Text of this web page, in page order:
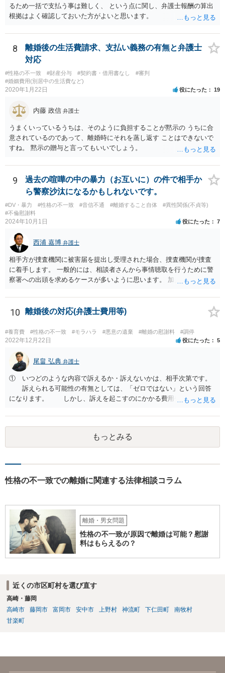
るため一括で支払う事は難しく、 という点に関し、弁護士報酬の算出
根拠はよく確認しておいた方がよいと思います。
8
離婚後の生活費請求、支払い義務の有無と弁護士
対応
#性格の不一致 #財産分与 #契約書・借用書なし
#審判
#婚姻費用(別居中の生活費など)
2020年1月22日 役にたった 19
内藤 政信 弁護士
うまくいっているうちは、そのように負担することが黙示の うちに合
意されているのであって、離婚時にそれを蒸し返す ことはできないで
すね。 黙示の贈与と言ってもいいでしょう。
9
過去の喧嘩の中の暴力（お互いに）の件で相手か
ら警察沙汰になるかもしれないです。
#DV・暴力 #性格の不一致 #音信不通 #離婚すること自体
#異性関係(不貞等)
#不倫慰謝料
2024年10月1日 役にたった 7
西浦 嘉博 弁護士
相手方が捜査機関に被害届を提出し受理された場合、捜査機関が捜査
に着手します。 一般的には、相談者さんから事情聴取を行うために警
察署への出頭を求めるケースが多いように思います。 加えて、相手方
具合などを実況見分調書で保存したりなど証拠を収集し、立件する方
針を決めた場合は検察庁に事件を送致する流れとなることが見込まれ
10 離婚後の対応(弁護士費用等)
#養育費 #性格の不一致 #モラハラ #悪意の遺棄 #離婚の慰謝料 #調停
2022年12月22日 役にたった 5
尾畠 弘典 弁護士
① いつどのような内容で訴えるか・訴えないかは、相手次第です。
訴えられる可能性の有無としては、「ゼロではない」という回答
になります。 しかし、訴えを起こすのにかかる費用や手間を考え
能力がない状況で作成した場合などは、無効になったり取り消された
りする可能性があります。しかし、法的には無効や取消しを主張する
ハードルはとても高いです。お聞きする限り、今回のケースでは無効
や取消しとなるような事情はないと思われます。 ③ 公正証書を作成
ります）と、合意内容について双方の了承が必要です。 現状では相
費増額を求める調停を提起するのがお勧めです。 調停で話し合いが
まとまらなければ、審判といって、それぞれの収入をもとに裁判所が
適切な金額を判断しますので、一応の決着はつきます。 調停や審判
で決定された養育費を支払わない場合は、強制執行（例えば給与の差
押えが考えられます。）することが可能です。 作成済みの協議書
が、公正証書ではないのであれば、現状では約束違反に対して強制執
停だと思います。 弁護士費用は自由化されており、弁護士ごとに
異なりますが、依頼時に２０～３０万円程度、増額が実現できた場合
には増額できた金額の●％という形で報酬を設定している場合が多いと
思います。 調停や審判によって、養育費が現状と比べて増減額し
起こすにも相応の費用と時間がかかります。 たとえば養育費の増
もっとみる
性格の不一致での離婚に関連する法律相談コラム
離婚・男女問題
性格の不一致が原因で離婚は可能？慰謝
料はもらえるの？
近くの市区町村を選び直す
高崎・藤岡
高崎市
藤岡市 富岡市 安中市 上野村 神流町 下仁田町
南牧村
甘楽町